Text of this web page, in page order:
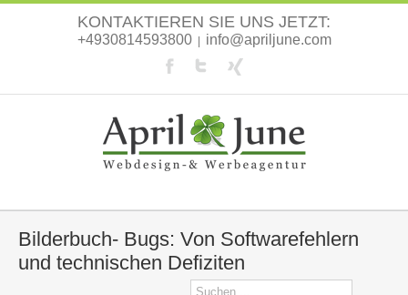
KONTAKTIEREN SIE UNS JETZT:
+4930814593800 info@apriljune.com
Bilderbuch- Bugs: Von Softwarefehlern
und technischen Defiziten